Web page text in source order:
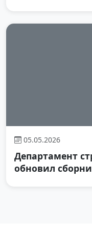
05.05.2026
Департамент
обновил